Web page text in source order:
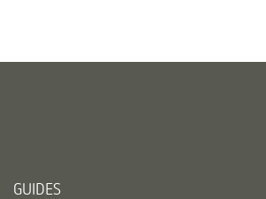
GUIDES